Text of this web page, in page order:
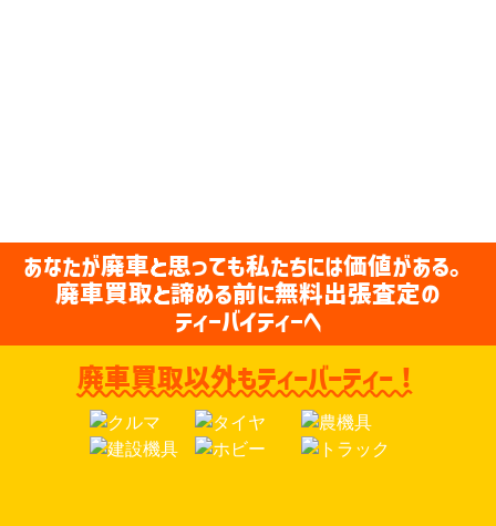
あなたが廃車と思っても私たちには価値がある。
廃車買取と諦める前に無料出張査定の
ティーバイティーへ
廃車買取以外もティーバーティー！